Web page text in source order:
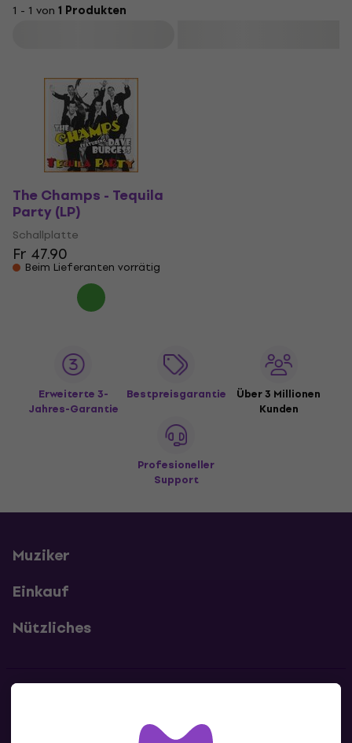
1 - 1 von 1 Produkten
The Champs - Tequila
Party (LP)
Schallplatte
Fr 47.90
Beim Lieferanten vorrätig
Erweiterte 3-
Jahres-Garantie
Bestpreisgarantie
Über 3 Millionen
Kunden
Profesioneller
Support
Muziker
Einkauf
Nützliches
Kontaktiere uns